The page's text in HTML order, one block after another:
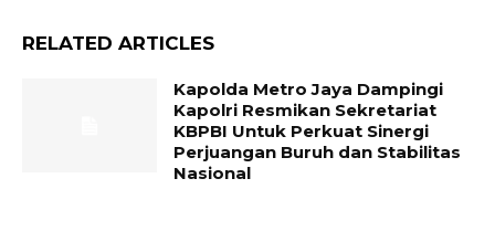
RELATED ARTICLES
Kapolda Metro Jaya Dampingi
Kapolri Resmikan Sekretariat
KBPBI Untuk Perkuat Sinergi
Perjuangan Buruh dan Stabilitas
Nasional